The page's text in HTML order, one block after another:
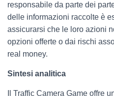
responsabile da parte dei
delle informazioni raccolte è
assicurarsi che le loro azioni
opzioni offerte o dai rischi
real money.
Sintesi analitica
Il Traffic Camera Game offre